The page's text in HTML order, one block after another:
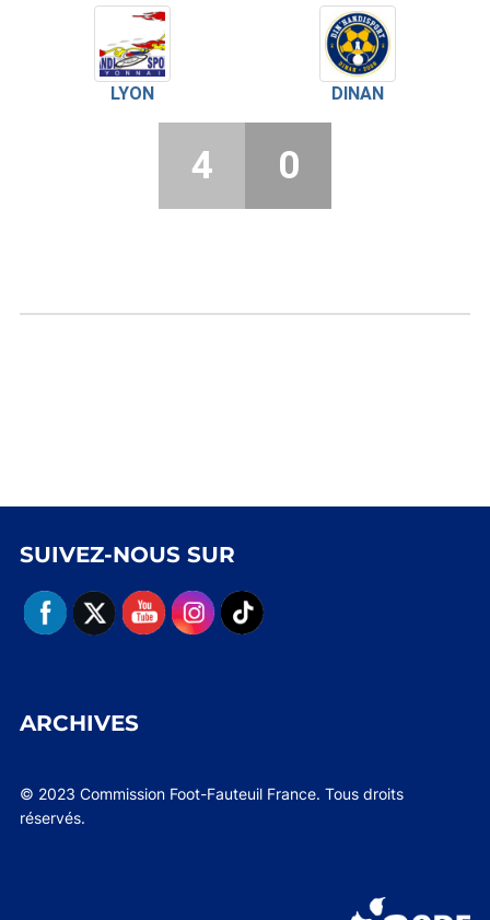
LYON DINAN
4 0
SUIVEZ-NOUS SUR
ARCHIVES
© 2023 Commission Foot-Fauteuil France. Tous droits
réservés.